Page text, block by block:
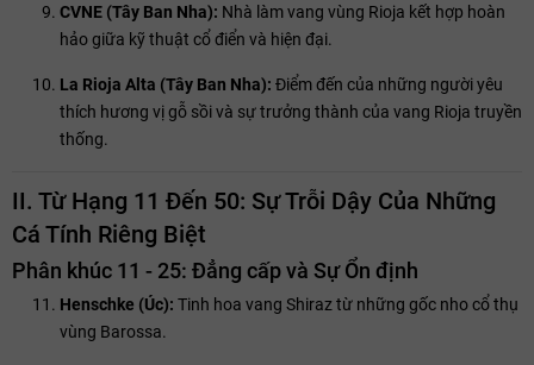
CVNE (Tây Ban Nha): Nhà làm vang vùng Rioja kết hợp hoàn
hảo giữa kỹ thuật cổ điển và hiện đại.
La Rioja Alta (Tây Ban Nha): Điểm đến của những người yêu
thích hương vị gỗ sồi và sự trưởng thành của vang Rioja truyền
thống.
II. Từ Hạng 11 Đến 50: Sự Trỗi Dậy Của Những
Cá Tính Riêng Biệt
Phân khúc 11 - 25: Đẳng cấp và Sự Ổn định
Henschke (Úc): Tinh hoa vang Shiraz từ những gốc nho cổ thụ
vùng Barossa.